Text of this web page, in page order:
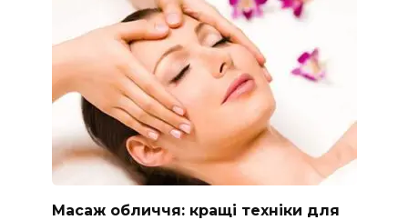
Масаж обличчя: кращі техніки для